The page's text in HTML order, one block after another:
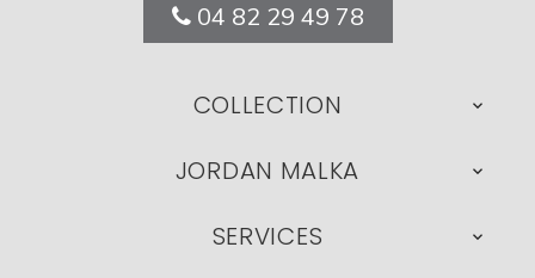
04 82 29 49 78
COLLECTION 
JORDAN MALKA 
SERVICES 